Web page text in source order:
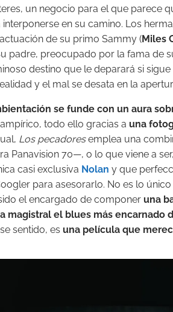
un negocio para el que parece
en su camino. Los
de su primo Sammy (Miles
padre, preocupado por la fama de
destino que le deparará si
y el mal se desata en la
se funde con un aura
todo ello gracias a una
Los pecadoresemplea una
Panavision 70—, o lo que viene a ser,
casi exclusiva Nolan y que
para asesorarlo. No es lo
el encargado de componer una
magistral el blues más encarnado
sentido, es una película que